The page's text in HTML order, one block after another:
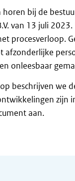
horen bij de
van 13 juli
procesverloop.
afzonderlijke
onleesbaar
beschrijven we
zijn
aan.